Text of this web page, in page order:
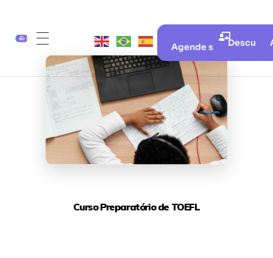
Agende sua aulaDescubra
Curso Preparatório de TOEFL